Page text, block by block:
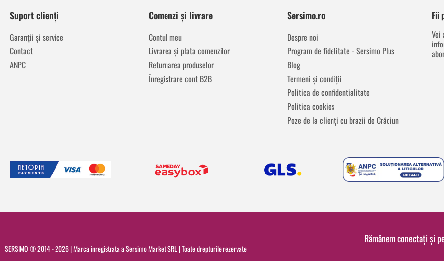
Suport clienți
Garanții și service
Contact
ANPC
Comenzi și livrare
Contul meu
Livrarea și plata comenzilor
Returnarea produselor
Înregistrare cont B2B
Sersimo.ro
Despre noi
Program de fidelitate - Sersimo Plus
Blog
Termeni și condiții
Politica de confidentialitate
Politica cookies
Poze de la clienți cu brazii de Crăciun
Fii
Vei
SERSIMO ® 2014 - 2026 | Marca inregistrata a Sersimo Market SRL | Toate drepturile rezervate
Rămânem conectați și pe